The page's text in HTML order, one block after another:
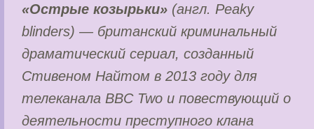
«Острые козырьки» (англ. Peaky
blinders) — британский криминальный
драматический сериал, созданный
Стивеном Найтом в 2013 году для
телеканала BBC Two и повествующий о
деятельности преступного клана